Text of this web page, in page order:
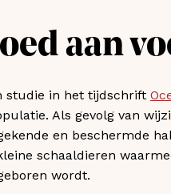
aan
studie in het tijdschrift
Als gevolg van
en beschermde
schaaldieren
wordt.